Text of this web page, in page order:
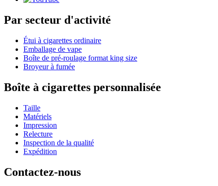
Par secteur d'activité
Étui à cigarettes ordinaire
Emballage de vape
Boîte de pré-roulage format king size
Broyeur à fumée
Boîte à cigarettes personnalisée
Taille
Matériels
Impression
Relecture
Inspection de la qualité
Expédition
Contactez-nous